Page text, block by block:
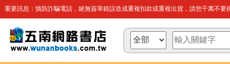
重要訊息：慎防詐騙電話，絕無簽單錯誤造成重複扣款或重複出貨，請您千萬不要